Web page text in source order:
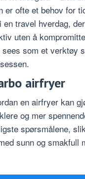
er ofte et behov for
en travel hverdag,
uten å
som et verktøy
airfryer
en airfryer kan
og mer
spørsmålene,
sunn og smakfull